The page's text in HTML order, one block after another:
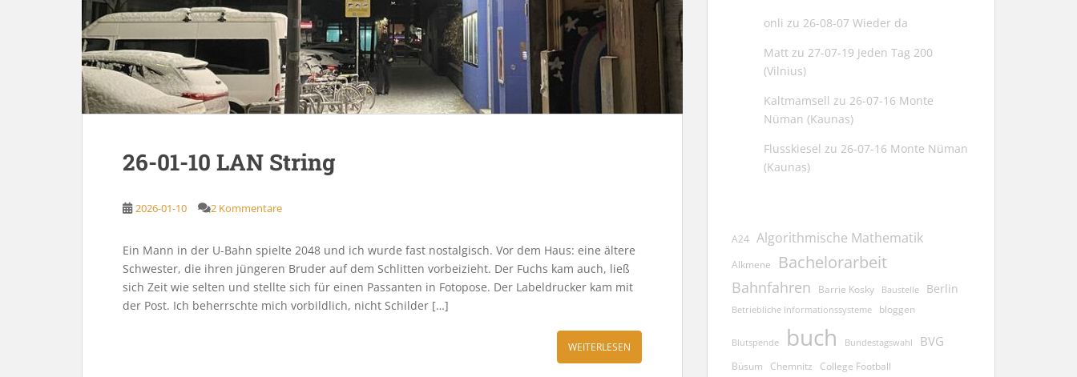
26-01-10 LAN String
2026-01-10 2 Kommentare
Ein Mann in der U-Bahn spielte 2048 und ich wurde fast nostalgisch. Vor dem Haus: eine ältere
Schwester, die ihren jüngeren Bruder auf dem Schlitten vorbeizieht. Der Fuchs kam auch, ließ
sich Zeit wie selten und stellte sich für einen Passanten in Fotopose. Der Labeldrucker kam mit
der Post. Ich beherrschte mich vorbildlich, nicht Schilder […]
WEITERLESEN
onli zu 26-08-07 Wieder da
Matt zu 27-07-19 Jeden Tag 200
(Vilnius)
Kaltmamsell zu 26-07-16 Monte
Nüman (Kaunas)
Flusskiesel zu 26-07-16 Monte Nüman
(Kaunas)
A24 Algorithmische Mathematik
Alkmene Bachelorarbeit
Bahnfahren Barrie Kosky Baustelle Berlin
Betriebliche Informationssysteme bloggen
Blutspende buch Bundestagswahl BVG
Büsum Chemnitz College Football